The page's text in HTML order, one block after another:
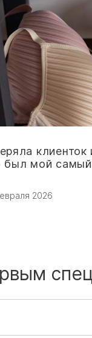
был мой
2026